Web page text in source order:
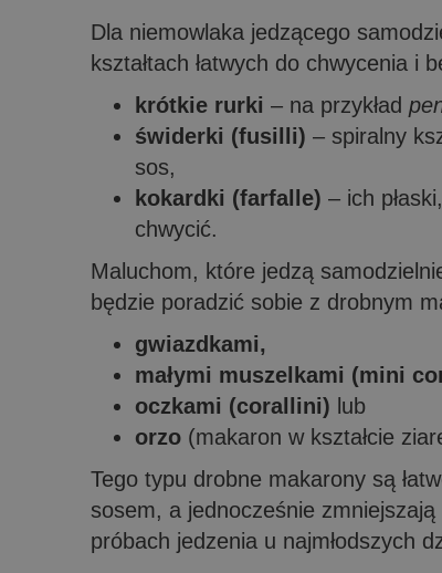
Dla niemowlaka jedzącego
kształtach łatwych do chwycenia i
krótkie rurki – na przykład
świderki (fusilli) – spiralny
sos,
kokardki (farfalle) – ich
chwycić.
Maluchom, które jedzą
będzie poradzić sobie z drobnym
gwiazdkami,
małymi muszelkami (mini
oczkami (corallini) lub
orzo (makaron w kształcie
Tego typu drobne makarony są
sosem, a jednocześnie
próbach jedzenia u najmłodszych